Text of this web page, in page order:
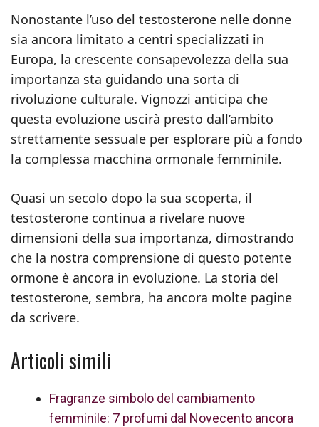
Nonostante l’uso del testosterone nelle donne
sia ancora limitato a centri specializzati in
Europa, la crescente consapevolezza della sua
importanza sta guidando una sorta di
rivoluzione culturale. Vignozzi anticipa che
questa evoluzione uscirà presto dall’ambito
strettamente sessuale per esplorare più a fondo
la complessa macchina ormonale femminile.
Quasi un secolo dopo la sua scoperta, il
testosterone continua a rivelare nuove
dimensioni della sua importanza, dimostrando
che la nostra comprensione di questo potente
ormone è ancora in evoluzione. La storia del
testosterone, sembra, ha ancora molte pagine
da scrivere.
Articoli simili
Fragranze simbolo del cambiamento
femminile: 7 profumi dal Novecento ancora